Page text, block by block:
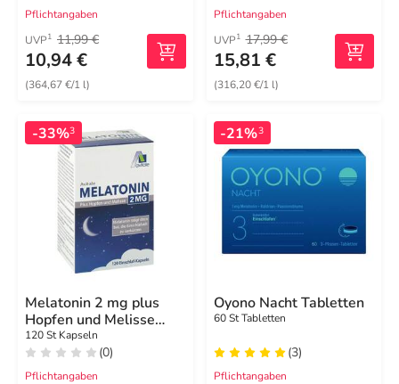
Pflichtangaben
UVP1 11,99 €
10,94 €
(364,67 €/1 l)
Pflichtangaben
UVP1 17,99 €
15,81 €
(316,20 €/1 l)
-33%3
Melatonin 2 mg plus
Hopfen und Melisse
Kapseln
120 St Kapseln
(0)
Pflichtangaben
-21%3
Oyono Nacht Tabletten
60 St Tabletten
(3)
Pflichtangaben